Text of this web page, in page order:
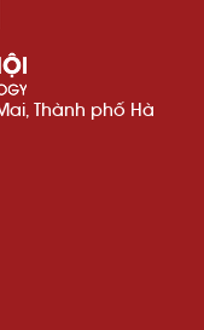
Thành phố Hà